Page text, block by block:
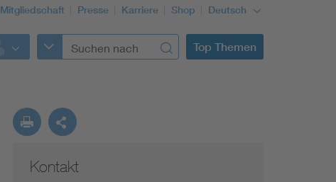
Mitgliedschaft Presse Karriere Shop Deutsch
Top Themen
Kontakt